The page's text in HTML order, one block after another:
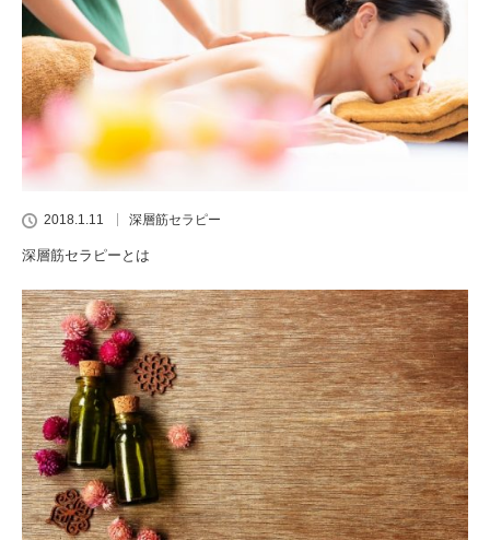
2018.1.11 深層筋セラピー
深層筋セラピーとは